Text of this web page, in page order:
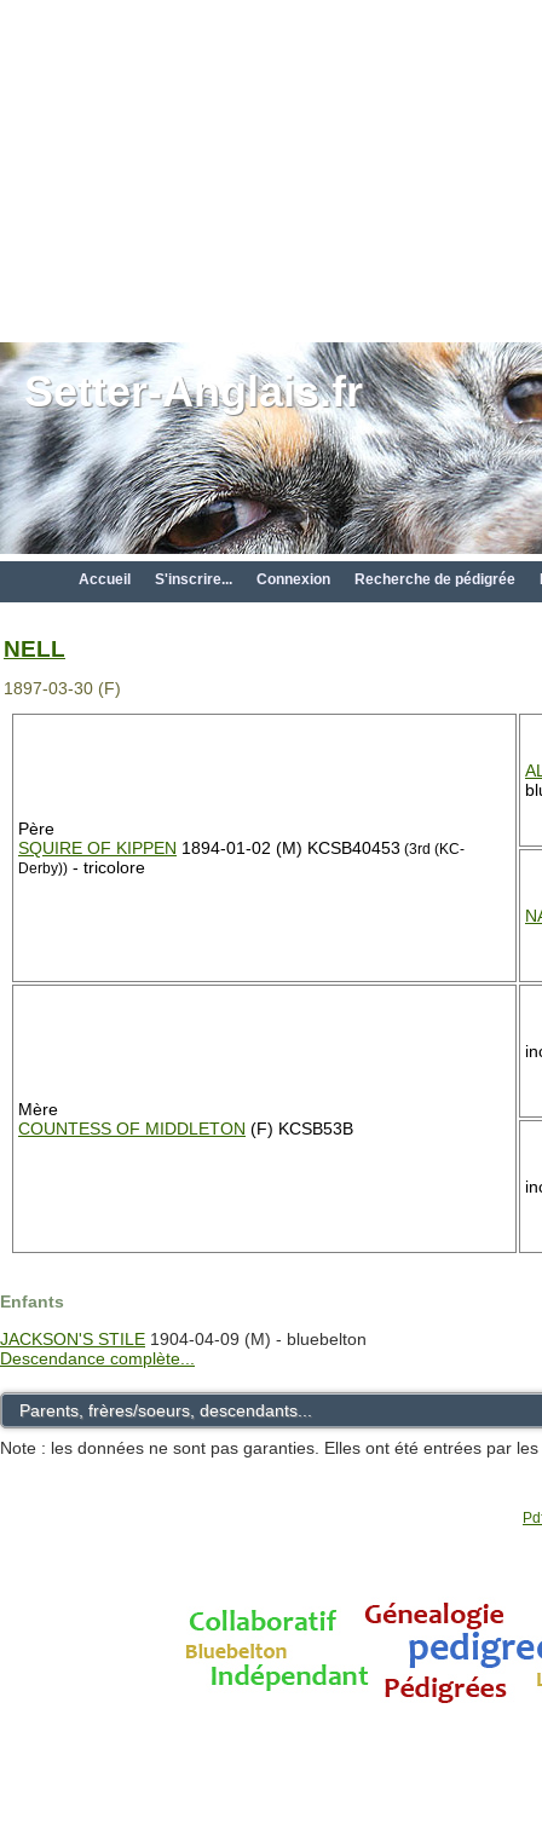
Setter-Anglais.fr
Accueil S'inscrire... Connexion Recherche de pédigrée
NELL
1897-03-30 (F)
Père
SQUIRE OF KIPPEN 1894-01-02 (M) KCSB40453 (3rd (KC-
Derby)) - tricolore
Mère
COUNTESS OF MIDDLETON (F) KCSB53B
Enfants
JACKSON'S STILE 1904-04-09 (M) - bluebelton
Descendance complète...
Parents, frères/soeurs, descendants...
Note : les données ne sont pas garanties. Elles ont été entrées par